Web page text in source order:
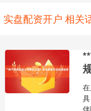
实盘配资开户 相关